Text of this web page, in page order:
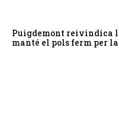
Puigdemont reivindica
manté el pols ferm per